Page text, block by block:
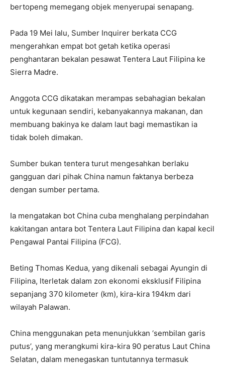
bertopeng memegang objek menyerupai senapang.
Pada 19 Mei lalu, Sumber Inquirer berkata CCG
mengerahkan empat bot getah ketika operasi
penghantaran bekalan pesawat Tentera Laut Filipina ke
Sierra Madre.
Anggota CCG dikatakan merampas sebahagian bekalan
untuk kegunaan sendiri, kebanyakannya makanan, dan
membuang bakinya ke dalam laut bagi memastikan ia
tidak boleh dimakan.
Sumber bukan tentera turut mengesahkan berlaku
gangguan dari pihak China namun faktanya berbeza
dengan sumber pertama.
Ia mengatakan bot China cuba menghalang perpindahan
kakitangan antara bot Tentera Laut Filipina dan kapal kecil
Pengawal Pantai Filipina (FCG).
Beting Thomas Kedua, yang dikenali sebagai Ayungin di
Filipina, lterletak dalam zon ekonomi eksklusif Filipina
sepanjang 370 kilometer (km), kira-kira 194km dari
wilayah Palawan.
China menggunakan peta menunjukkan ‘sembilan garis
putus’, yang merangkumi kira-kira 90 peratus Laut China
Selatan, dalam menegaskan tuntutannya termasuk